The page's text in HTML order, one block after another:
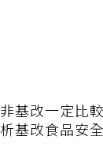
非基改一定比
析基改食品安